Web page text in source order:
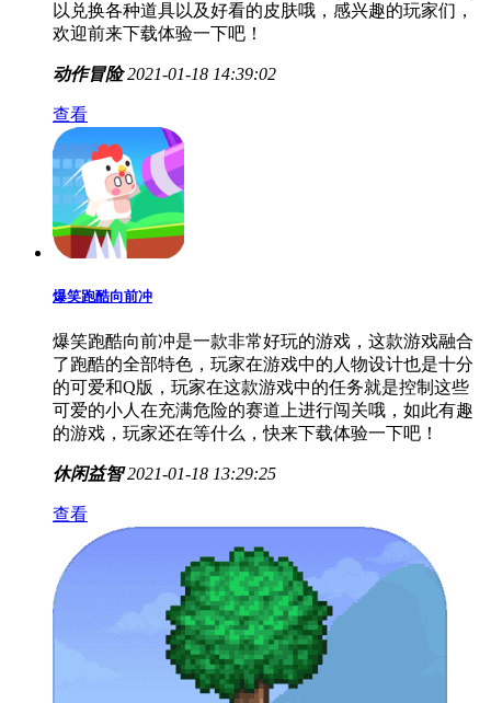
以兑换各种道具以及好看的皮肤哦，感兴趣的玩家们，
欢迎前来下载体验一下吧！
动作冒险 2021-01-18 14:39:02
查看
爆笑跑酷向前冲
爆笑跑酷向前冲是一款非常好玩的游戏，这款游戏融合
了跑酷的全部特色，玩家在游戏中的人物设计也是十分
的可爱和Q版，玩家在这款游戏中的任务就是控制这些
可爱的小人在充满危险的赛道上进行闯关哦，如此有趣
的游戏，玩家还在等什么，快来下载体验一下吧！
休闲益智 2021-01-18 13:29:25
查看